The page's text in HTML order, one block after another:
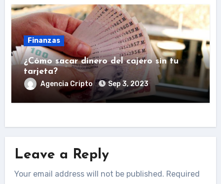
Finanzas
¿Cómo sacar dinero del cajero sin tu
tarjeta?
Agencia Cripto Sep 3, 2023
Leave a Reply
Your email address will not be published. Required